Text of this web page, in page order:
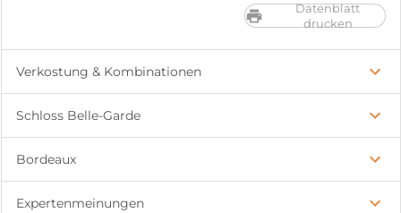
Datenblatt
drucken
Verkostung & Kombinationen
Schloss Belle-Garde
Bordeaux
Expertenmeinungen